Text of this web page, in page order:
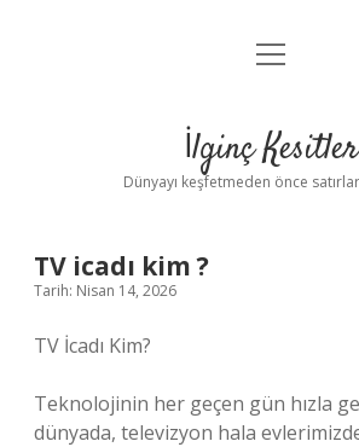
Anasayfa
Yasal Uyarı
menüyü
İlginç Kesitler
Dünyayı keşfetmeden önce
TV icadı kim ?
Tarih: Nisan 14, 2026
TV İcadı Kim?
Teknolojinin her geçen gün hızla
dünyada, televizyon hala